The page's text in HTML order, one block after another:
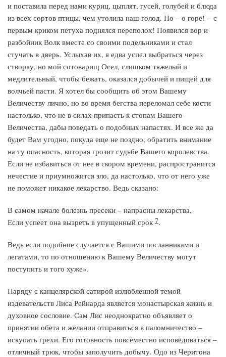
и поставила перед нами куриц, цыплят, гусей, голубей и блюда
из всех сортов птицы, чем утолила наш голод. Но – о горе! – с
первым криком петуха поднялся переполох! Появился вор и
разбойник Волк вместе со своими подельниками и стал
стучать в дверь. Услыхав их, я едва успел выбраться через
створку, но мой сотоварищ Осел, слишком тяжелый и
медлительный, чтобы бежать, оказался добычей и пищей для
волчьей пасти. Я хотел бы сообщить об этом Вашему
Величеству лично, но во время бегства переломал себе кости
настолько, что не в силах припасть к стопам Вашего
Величества, дабы поведать о подобных напастях. И все же да
будет Вам угодно, покуда еще не поздно, обратить внимание
на ту опасность, которая грозит судьбе Вашего королевства.
Если не избавиться от нее в скором времени, распространится
нечестие и приумножится зло, да настолько, что от него уже
не поможет никакое лекарство. Ведь сказано:
В самом начале болезнь пресеки – напрасны лекарства,
Если успеет она вызреть в упущенный срок 7.
Ведь если подобное случается с Вашими посланниками и
легатами, то по отношению к Вашему Величеству могут
поступить и того хуже».
Наряду с канцелярской сатирой излюбленной темой
издевательств Лиса Рейнарда является монастырская жизнь и
духовное сословие. Сам Лис неоднократно объявляет о
принятии обета и желании отправиться в паломничество –
искупать грехи. Его готовность повсеместно исповедоваться –
отличный трюк, чтобы заполучить добычу. Одо из Черитона